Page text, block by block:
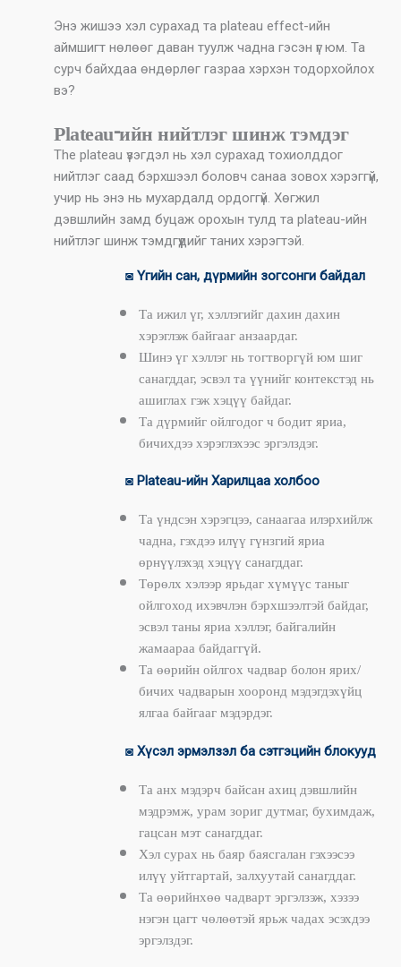
Энэ жишээ хэл сурахад та plateau effect-ийн
аймшигт нөлөөг даван туулж чадна гэсэн үг юм. Та
сурч байхдаа өндөрлөг газраа хэрхэн тодорхойлох
вэ?
Plateau-ийн нийтлэг шинж тэмдэг
The plateau үзэгдэл нь хэл сурахад тохиолддог
нийтлэг саад бэрхшээл боловч санаа зовох хэрэггүй,
учир нь энэ нь мухардалд ордоггүй. Хөгжил
дэвшлийн замд буцаж орохын тулд та plateau-ийн
нийтлэг шинж тэмдгүүдийг таних хэрэгтэй.
◙ Үгийн сан, дүрмийн зогсонги байдал
Та ижил үг, хэллэгийг дахин дахин
хэрэглэж байгааг анзаардаг.
Шинэ үг хэллэг нь тогтворгүй юм шиг
санагддаг, эсвэл та үүнийг контекстэд нь
ашиглах гэж хэцүү байдаг.
Та дүрмийг ойлгодог ч бодит яриа,
бичихдээ хэрэглэхээс эргэлздэг.
◙ Plateau-ийн Харилцаа холбоо
Та үндсэн хэрэгцээ, санаагаа илэрхийлж
чадна, гэхдээ илүү гүнзгий яриа
өрнүүлэхэд хэцүү санагддаг.
Төрөлх хэлээр ярьдаг хүмүүс таныг
ойлгоход ихэвчлэн бэрхшээлтэй байдаг,
эсвэл таны яриа хэллэг, байгалийн
жамаараа байдаггүй.
Та өөрийн ойлгох чадвар болон ярих/
бичих чадварын хооронд мэдэгдэхүйц
ялгаа байгааг мэдэрдэг.
◙ Хүсэл эрмэлзэл ба сэтгэцийн блокууд
Та анх мэдэрч байсан ахиц дэвшлийн
мэдрэмж, урам зориг дутмаг, бухимдаж,
гацсан мэт санагддаг.
Хэл сурах нь баяр баясгалан гэхээсээ
илүү уйтгартай, залхуутай санагддаг.
Та өөрийнхөө чадварт эргэлзэж, хэзээ
нэгэн цагт чөлөөтэй ярьж чадах эсэхдээ
эргэлздэг.